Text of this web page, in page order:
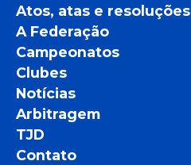
Atos, atas e resoluções
A Federação
Campeonatos
Clubes
Notícias
Arbitragem
TJD
Contato